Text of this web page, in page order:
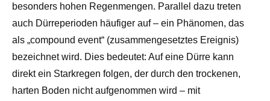
besonders hohen Regenmengen. Parallel dazu treten
auch Dürreperioden häufiger auf – ein Phänomen, das
als „compound event“ (zusammengesetztes Ereignis)
bezeichnet wird. Dies bedeutet: Auf eine Dürre kann
direkt ein Starkregen folgen, der durch den trockenen,
harten Boden nicht aufgenommen wird – mit